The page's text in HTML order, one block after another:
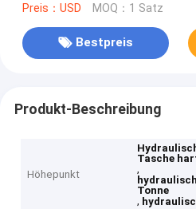
Preis：USD MOQ：1 Satz
Bestpreis
Produkt-Beschreibung
Höhepunkt
Tasche
,
Tonne
,